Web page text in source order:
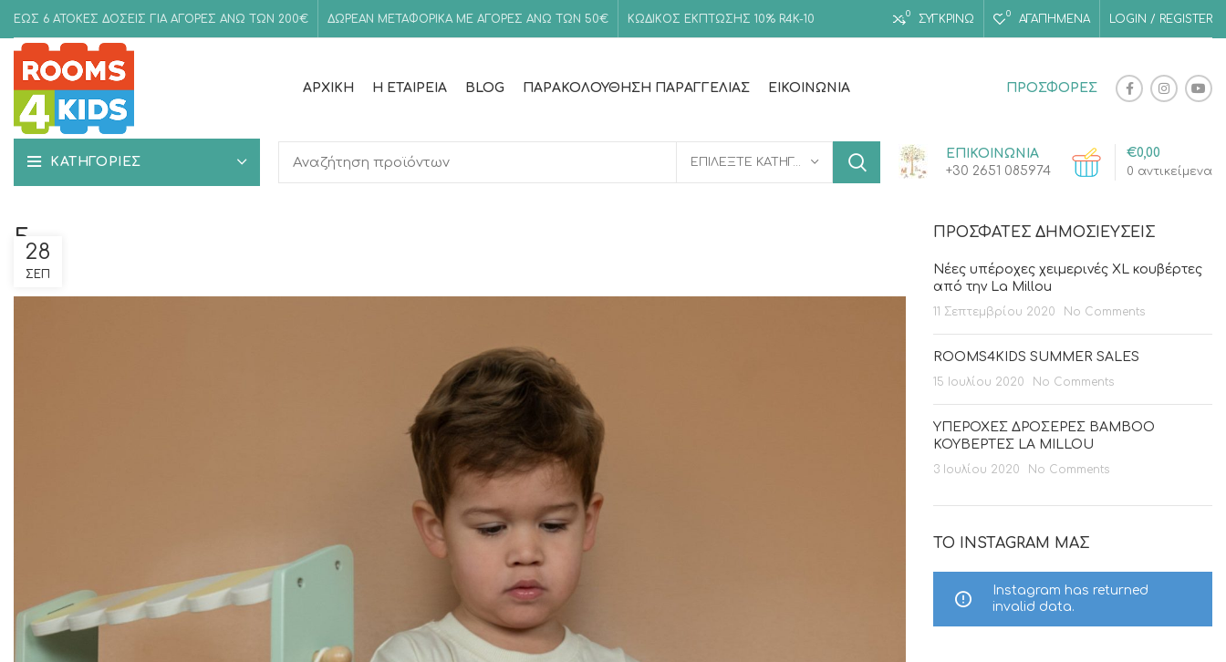
ΕΩΣ 6 ΑΤΟΚΕΣ ΔΟΣΕΙΣ ΓΙΑ ΑΓΟΡΕΣ ΑΝΩ ΤΩΝ 200€ ΔΩΡΕΑΝ ΜΕΤΑΦΟΡΙΚΑ ΜΕ ΑΓΟΡΕΣ ΑΝΩ ΤΩΝ 50€ ΚΩΔΙΚΟΣ ΕΚΠΤΩΣΗΣ 10% R4K-10 0 ΣΥΓΚΡΙΝΩ 0 ΑΓΑΠΗΜΈΝΑ LOGIN / REGISTER
ΑΡΧΙΚΉ Η ΕΤΑΙΡΕΊΑ BLOG ΠΑΡΑΚΟΛΟΎΘΗΣΗ ΠΑΡΑΓΓΕΛΊΑΣ ΕΙΚΟΙΝΩΝΊΑ ΠΡΟΣΦΟΡΕΣ
ΚΑΤΗΓΟΡΙΕΣ ΕΠΙΛΈΞΤΕ ΚΑΤΗΓΟΡΊΑ
ΕΠΙΚΟΙΝΩΝΙΑ
+30 2651 085974
0 αντικείμενα
€0,00
528
ΣΕΠ
ΠΡΌΣΦΑΤΕΣ ΔΗΜΟΣΙΕΎΣΕΙΣ
Νέες υπέροχες χειμερινές XL κουβέρτες
από την La Millou
11 Σεπτεμβρίου 2020 No Comments
ROOMS4KIDS SUMMER SALES
15 Ιουλίου 2020 No Comments
ΥΠΕΡΟΧΕΣ ΔΡΟΣΕΡΕΣ BAMBOO
ΚΟΥΒΕΡΤΕΣ LA MILLOU
3 Ιουλίου 2020 No Comments
ΤΟ INSTAGRAM ΜΑΣ
Instagram has returned
invalid data.